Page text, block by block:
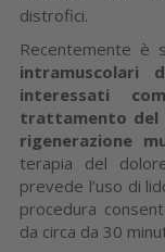
distrofici.
Recentemente è
intramuscolari
interessati
trattamento del
rigenerazione
terapia del
prevede l’uso di
procedura
da circa da 30